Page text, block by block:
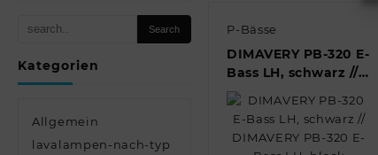
Kategorien
Allgemein
lavalampen-nach-typ
P-Bässe
DIMAVERY PB-320 E-
Bass LH, schwarz //
DIMAVERY PB-320 E-
Bass LH, black
Quick view